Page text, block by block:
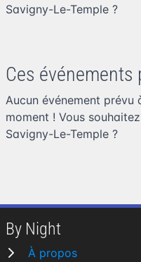
Savigny-Le-Temple ?
Ces événements
Aucun événement prévu
moment ! Vous souhaitez
Savigny-Le-Temple ?
By Night
À propos